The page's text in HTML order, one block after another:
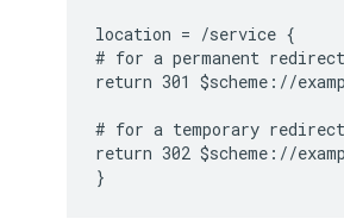
location = /service {
# for a permanent redirect
return 301 $scheme://
# for a temporary redirect
return 302 $scheme://
}